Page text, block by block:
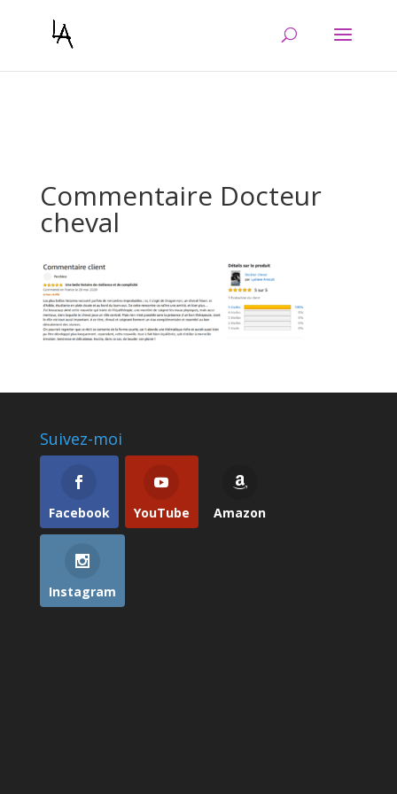
Warning: Constant WP_CRON_LOCK_TIMEOUT already defined in
/htdocs/wp-config.php
Commentaire Docteur
cheval
Suivez-moi
Facebook YouTube Amazon
Instagram